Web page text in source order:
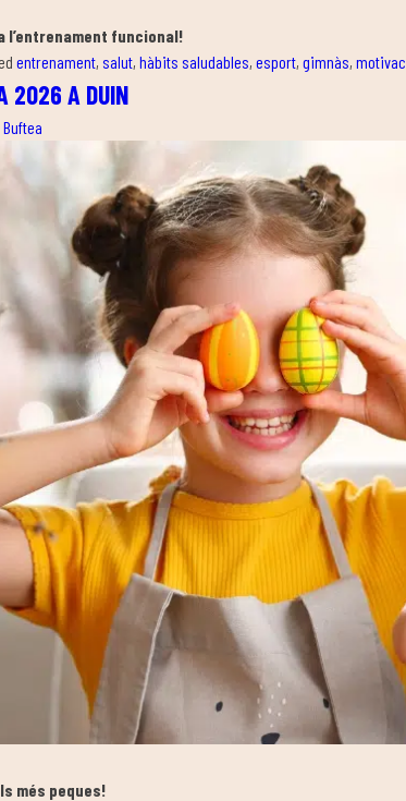
l’entrenament funcional!
entrenament, salut, hàbits saludables, esport, gimnàs,
2026 A DUIN
més peques!